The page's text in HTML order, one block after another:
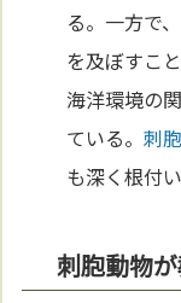
る。一方で
を及ぼすこ
海洋環境の
ている。刺
も深く根付
刺胞動物